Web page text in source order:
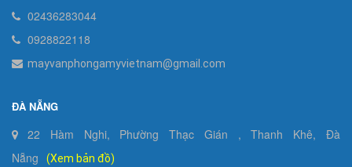
02436283044
0928822118
mayvanphongamyvietnam@gmail.com
ĐÀ NẴNG
22 Hàm Nghi, Phường Thạc Gián , Thanh Khê, Đà
Nẵng
(Xem bản đồ)